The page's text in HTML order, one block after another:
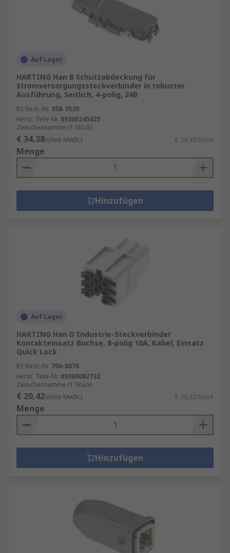
Auf Lager
HARTING Han B Schutzabdeckung für
Stromversorgungssteckverbinder in robuster
Ausführung, Seitlich, 4-polig, 24B
RS Best.-Nr. 358-3520
Herst. Teile-Nr. 09300245425
Zwischensumme (1 Stück)
€ 34,38(ohne MwSt.) € 34,38/Stück
Menge
Hinzufügen
Auf Lager
HARTING Han D Industrie-Steckverbinder
Kontakteinsatz Buchse, 8-polig 10A, Kabel, Einsatz
Quick Lock
RS Best.-Nr. 700-8076
Herst. Teile-Nr. 09360082732
Zwischensumme (1 Stück)
€ 20,42(ohne MwSt.) € 20,42/Stück
Menge
Hinzufügen